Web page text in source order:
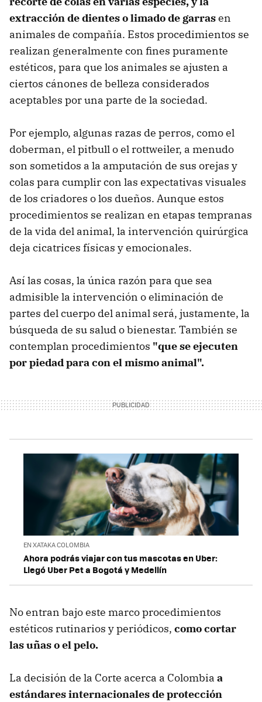
extracción de dientes o limado de garrasen
animales de compañía. Estos procedimientos se
realizan generalmente con fines puramente
estéticos, para que los animales se ajusten a
ciertos cánones de belleza considerados
aceptables por una parte de la sociedad.
Por ejemplo, algunas razas de perros, como el
doberman, el pitbull o el rottweiler, a menudo
son sometidos a la amputación de sus orejas y
colas para cumplir con las expectativas visuales
de los criadores o los dueños. Aunque estos
procedimientos se realizan en etapas tempranas
de la vida del animal, la intervención quirúrgica
deja cicatrices físicas y emocionales.
Así las cosas, la única razón para que sea
admisible la intervención o eliminación de
partes del cuerpo del animal será, justamente, la
búsqueda de su salud o bienestar. También se
contemplan procedimientos "que se ejecuten
por piedad para con el mismo animal".
EN XATAKA COLOMBIA
Ahora podrás viajar con tus mascotas en Uber:
Llegó Uber Pet a Bogotá y Medellín
No entran bajo este marco procedimientos
estéticos rutinarios y periódicos, como cortar
las uñas o el pelo.
La decisión de la Corte acerca a Colombia a
estándares internacionales de protección